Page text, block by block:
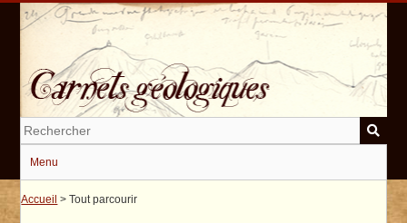
Passer
Menu
Accueil > Tout parcourir